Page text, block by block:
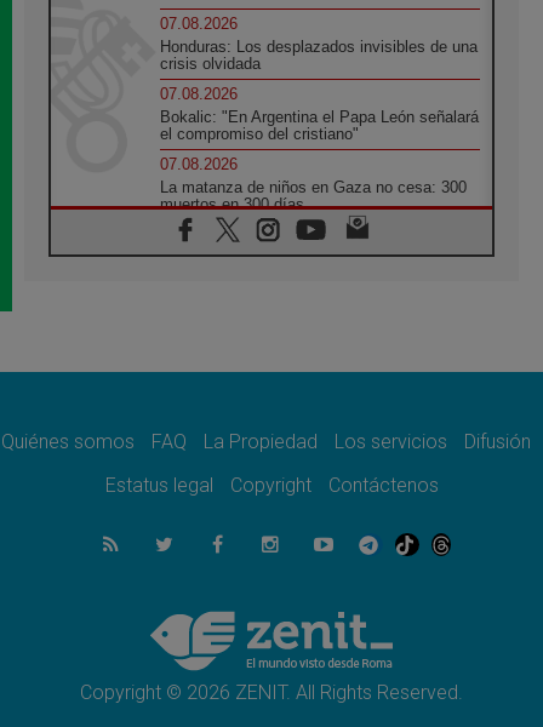
07.08.2026
Honduras: Los desplazados invisibles de una
crisis olvidada
07.08.2026
Bokalic: "En Argentina el Papa León señalará
el compromiso del cristiano"
07.08.2026
La matanza de niños en Gaza no cesa: 300
muertos en 300 días
07.08.2026
Tagle: La guerra desfigura el mundo, solo la
como misión al servicio del Evangelio
SIGNIS 2026, dar voz a las religiosas en el
espacio público
07.08.2026
Lanzan un proyecto de empoderamiento
Programa oficial del Viaje Apostólico del
Papa León XIV a Francia
Quiénes somos FAQ La Propiedad Los servicios
Difusión
Estatus legal
Copyright Contáctenos
Copyright © 2026 ZENIT. All Rights Reserved.